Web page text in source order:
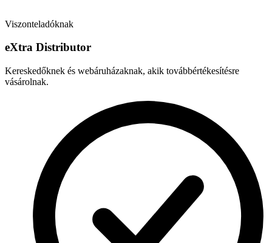
Viszonteladóknak
eXtra Distributor
Kereskedőknek és webáruházaknak, akik továbbértékesítésre
vásárolnak.